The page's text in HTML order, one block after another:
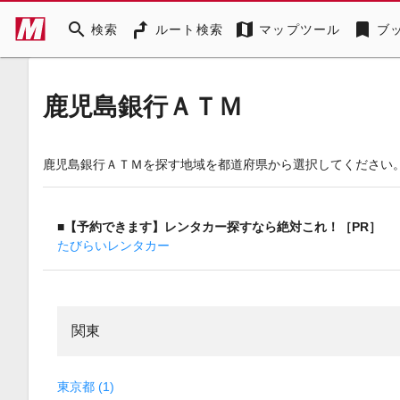
search 検索 ルート検索 map マップツール bookmark ブ
鹿児島銀行ＡＴＭ
鹿児島銀行ＡＴＭを探す地域を都道府県から選択してください。
■【予約できます】レンタカー探すなら絶対これ！［PR］
たびらいレンタカー
関東
東京都 (1)